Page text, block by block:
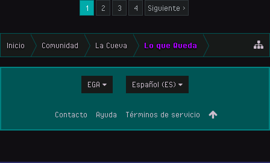
1
2 3 4 Siguiente >
Inicio Comunidad La Cueva Lo que Queda
EGA Español (ES)
Contacto Ayuda Términos de servicio